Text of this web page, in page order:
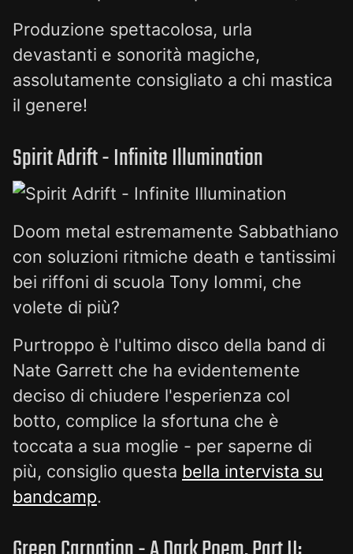
Produzione spettacolosa, urla
devastanti e sonorità magiche,
assolutamente consigliato a chi mastica
il genere!
Spirit Adrift - Infinite Illumination
Doom metal estremamente Sabbathiano
con soluzioni ritmiche death e tantissimi
bei riffoni di scuola Tony Iommi, che
volete di più?
Purtroppo è l'ultimo disco della band di
Nate Garrett che ha evidentemente
deciso di chiudere l'esperienza col
botto, complice la sfortuna che è
toccata a sua moglie - per saperne di
più, consiglio questa bella intervista su
bandcamp.
Green Carnation - A Dark Poem, Part II: